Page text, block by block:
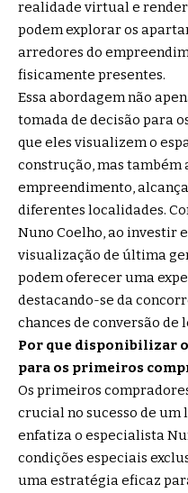
realidade virtual e
podem explorar os
arredores do
fisicamente presentes.
Essa abordagem não
tomada de decisão para
que eles visualizem o
construção, mas também
empreendimento,
diferentes localidades.
Nuno Coelho, ao investir
visualização de última
podem oferecer uma
destacando-se da
chances de conversão de
Por que disponibilizar
para os primeiros
Os primeiros
crucial no sucesso de um
enfatiza o especialista
condições especiais
uma estratégia eficaz